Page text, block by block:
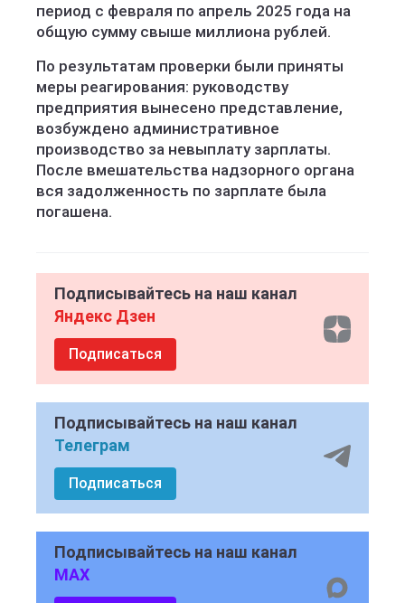
период с февраля по апрель 2025 года на
общую сумму свыше миллиона рублей.
По результатам проверки были приняты
меры реагирования: руководству
предприятия вынесено представление,
возбуждено административное
производство за невыплату зарплаты.
После вмешательства надзорного органа
вся задолженность по зарплате была
погашена.
Подписывайтесь на наш канал
Яндекс Дзен
Подписаться
Подписывайтесь на наш канал
Телеграм
Подписаться
Подписывайтесь на наш канал
MAX